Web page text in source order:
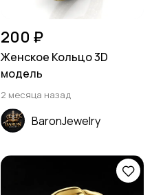
200 ₽
Женское Кольцо 3D
модель
2 месяца назад
BaronJewelry